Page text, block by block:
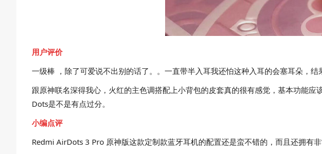
用户评价
一级棒 ，除了可爱说不出别的话了。。一直带半入耳我还怕这种入耳的会塞耳朵，结
跟原神联名深得我心，火红的主色调搭配上小背包的皮套真的很有感觉，基本功能
Dots是不是有点过分。
小编点评
Redmi AirDots 3 Pro 原神版这款定制款蓝牙耳机的配置还是蛮不错的，而且还拥有